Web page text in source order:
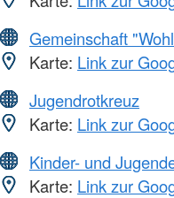
Gemeinschaft
Karte: Link zur
Jugendrotkreuz
Karte: Link zur
Kinder- und
Karte: Link zur